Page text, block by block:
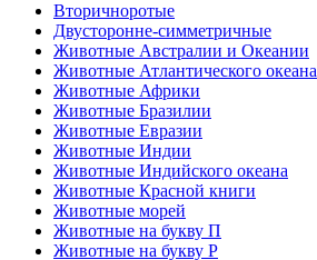
Вторичноротые
Двусторонне-симметричные
Животные Австралии и Океании
Животные Атлантического океана
Животные Африки
Животные Бразилии
Животные Евразии
Животные Индии
Животные Индийского океана
Животные Красной книги
Животные морей
Животные на букву П
Животные на букву Р